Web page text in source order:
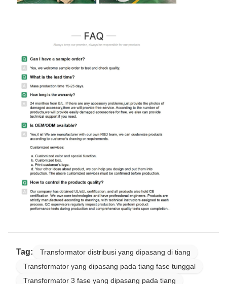
Tag:
Transformator distribusi yang dipasang di tiang
Transformator yang dipasang pada tiang fase tunggal
Transformator 3 fase yang dipasang pada tiang